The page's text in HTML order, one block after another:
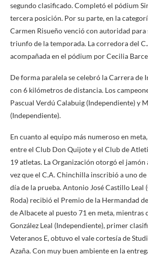
segundo clasificado. Completó el pódium
tercera posición. Por su parte, en la
Carmen Risueño venció con autoridad
triunfo de la temporada. La corredora del
acompañada en el pódium por Cecilia
De forma paralela se celebró la Carrera de
con 6 kilómetros de distancia. Los
Pascual Verdú Calabuig (Independiente) y
(Independiente).
En cuanto al equipo más numeroso en
entre el Club Don Quijote y el Club de
19 atletas. La Organización otorgó el
vez que el C.A. Chinchilla inscribió a uno
día de la prueba. Antonio José Castillo Leal
Roda) recibió el Premio de la Hermandad
de Albacete al puesto 71 en meta, mientras
González Leal (Independiente), primer
Veteranos E, obtuvo el vale cortesía de
Azaña. Con muy buen ambiente en la